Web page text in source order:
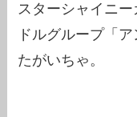
スターシャイニ
ドルグループ「
たがいちゃ。